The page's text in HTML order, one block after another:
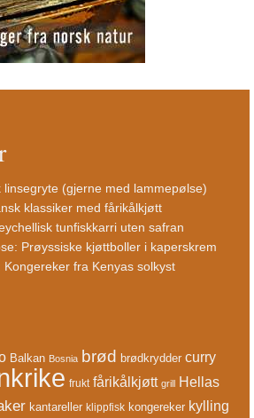
linsegryte (gjerne med lammepølse)
klassiker med fårikålkjøtt
tunfiskkarri uten safran
Prøyssiske kjøttboller i kaperskrem
fra Kenyas solkyst
Balkan Bosnia brød brødkrydder curry
frukt fårikålkjøtt grill Hellas
kantareller klippfisk kongereker kylling